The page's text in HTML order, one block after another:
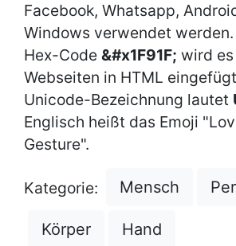
Facebook, Whatsapp,
Windows verwendet
Hex-Code &#x1F91F; wird
Webseiten in HTML
Unicode-Bezeichnung lautet
Englisch heißt das Emoji
Gesture".
Kategorie: Mensch
Körper Hand